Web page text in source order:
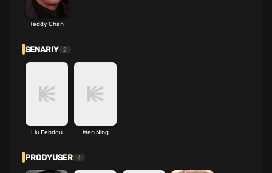
Teddy Chan
SENARIY 2
Liu Fendou Wen Ning
PRODYUSER 4